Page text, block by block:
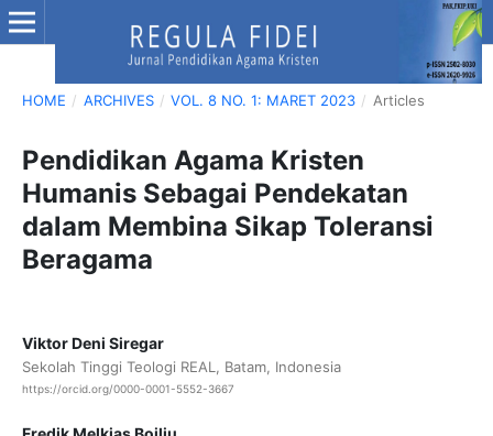
HOME / ARCHIVES / VOL. 8 NO. 1: MARET 2023 / Articles
Pendidikan Agama Kristen
Humanis Sebagai Pendekatan
dalam Membina Sikap Toleransi
Beragama
Viktor Deni Siregar
Sekolah Tinggi Teologi REAL, Batam, Indonesia
https://orcid.org/0000-0001-5552-3667